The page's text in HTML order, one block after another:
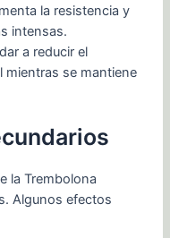
la resistencia y
intensas.
a reducir el
mientras se mantiene
la Trembolona
Algunos efectos